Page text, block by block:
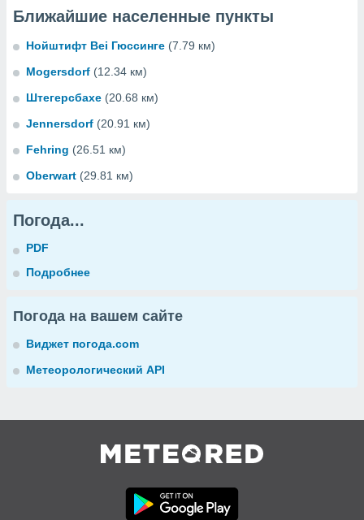
Ближайшие населенные пункты
Нойштифт Bei Гюссинге (7.79 км)
Mogersdorf (12.34 км)
Штегерсбахе (20.68 км)
Jennersdorf (20.91 км)
Fehring (26.51 км)
Oberwart (29.81 км)
Погода...
PDF
Подробнее
Погода на вашем сайте
Виджет погода.com
Метеорологический API